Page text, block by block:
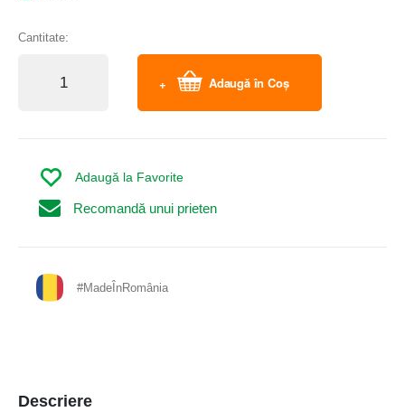
Cantitate:
Adaugă în Coș
Recomandă unui prieten
Adaugă la Favorite
#MadeÎnRomânia
Descriere